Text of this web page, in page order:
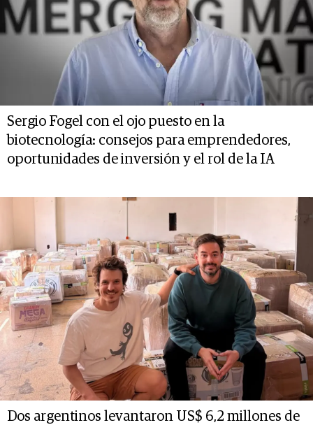
Sergio Fogel con el ojo puesto en la
biotecnología: consejos para emprendedores,
oportunidades de inversión y el rol de la IA
Dos argentinos levantaron US$ 6,2 millones de